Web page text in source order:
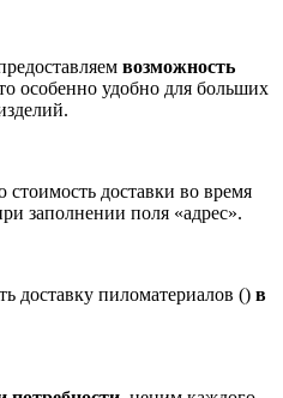
возможность
особенно удобно для больших
доставки во время
заполнении поля «адрес».
доставку пиломатериалов () в